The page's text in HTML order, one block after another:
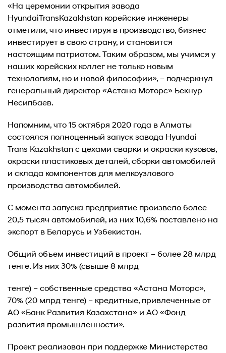
«На церемонии открытия завода
HyundaiTransKazakhstan корейские инженеры
отметили, что инвестируя в производство, бизнес
инвестирует в свою страну, и становится
настоящим патриотом. Таким образом, мы учимся у
наших корейских коллег не только новым
технологиям, но и новой философии», – подчеркнул
генеральный директор «Астана Моторс» Бекнур
Несипбаев.
Напомним, что 15 октября 2020 года в Алматы
состоялся полноценный запуск завода Hyundai
Trans Kazakhstan с цехами сварки и окраски кузовов,
окраски пластиковых деталей, сборки автомобилей
и склада компонентов для мелкоузлового
производства автомобилей.
С момента запуска предприятие произвело более
20,5 тысяч автомобилей, из них 10,6% поставлено на
экспорт в Беларусь и Узбекистан.
Общий объем инвестиций в проект – более 28 млрд
тенге. Из них 30% (свыше 8 млрд
тенге) – собственные средства «Астана Моторс»,
70% (20 млрд тенге) – кредитные, привлеченные от
АО «Банк Развития Казахстана» и АО «Фонд
развития промышленности».
Проект реализован при поддержке Министерства